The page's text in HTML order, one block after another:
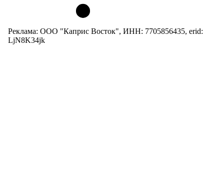
Реклама: ООО "Каприс Восток", ИНН: 7705856435, erid:
LjN8K34jk